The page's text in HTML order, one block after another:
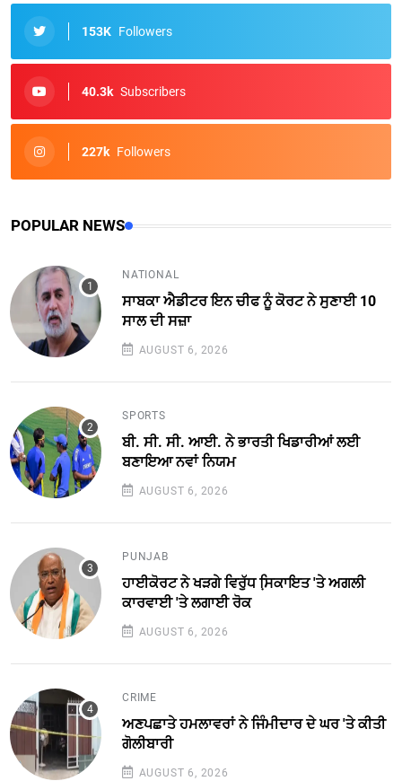
153K Followers
40.3k Subscribers
227k Followers
POPULAR NEWS
NATIONAL
ਸਾਬਕਾ ਐਡੀਟਰ ਇਨ ਚੀਫ ਨੂੰ ਕੋਰਟ ਨੇ ਸੁਣਾਈ 10
ਸਾਲ ਦੀ ਸਜ਼ਾ
AUGUST 6, 2026
SPORTS
ਬੀ. ਸੀ. ਸੀ. ਆਈ. ਨੇ ਭਾਰਤੀ ਖਿਡਾਰੀਆਂ ਲਈ
ਬਣਾਇਆ ਨਵਾਂ ਨਿਯਮ
AUGUST 6, 2026
PUNJAB
ਹਾਈਕੋਰਟ ਨੇ ਖੜਗੇ ਵਿਰੁੱਧ ਸਿ਼ਕਾਇਤ 'ਤੇ ਅਗਲੀ
ਕਾਰਵਾਈ 'ਤੇ ਲਗਾਈ ਰੋਕ
AUGUST 6, 2026
CRIME
ਅਣਪਛਾਤੇ ਹਮਲਾਵਰਾਂ ਨੇ ਜਿੰਮੀਦਾਰ ਦੇ ਘਰ 'ਤੇ ਕੀਤੀ
ਗੋਲੀਬਾਰੀ
AUGUST 6, 2026